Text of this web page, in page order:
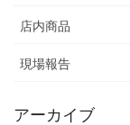
店内商品
現場報告
アーカイブ